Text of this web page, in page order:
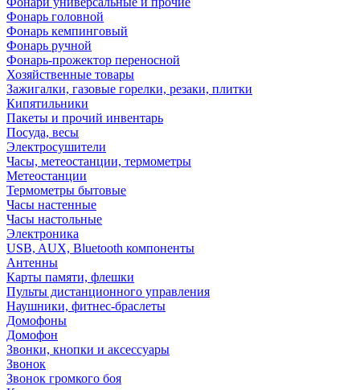
Фонарь головной
Фонарь кемпинговый
Фонарь ручной
Фонарь-прожектор переносной
Хозяйственные товары
Зажигалки, газовые горелки, резаки, плитки
Кипятильники
Пакеты и прочий инвентарь
Посуда, весы
Электросушители
Часы, метеостанции, термометры
Метеостанции
Термометры бытовые
Часы настенные
Часы настольные
Электроника
USB, AUX, Bluetooth компоненты
Антенны
Карты памяти, флешки
Пульты дистанционного управления
Наушники, фитнес-браслеты
Домофоны
Домофон
Звонки, кнопки и аксессуары
Звонок
Звонок громкого боя